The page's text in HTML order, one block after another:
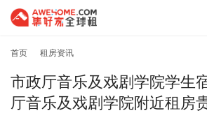
首页 租房资讯
市政厅音乐及戏剧学院学生
厅音乐及戏剧学院附近租房